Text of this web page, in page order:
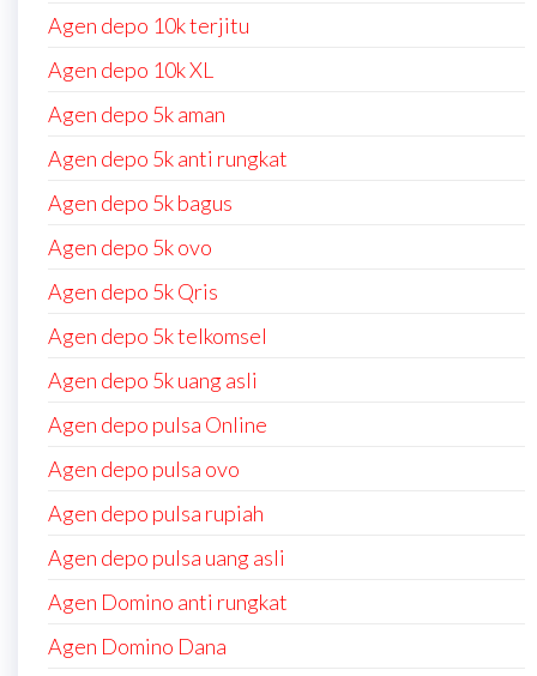
Agen depo 10k terjitu
Agen depo 10k XL
Agen depo 5k aman
Agen depo 5k anti rungkat
Agen depo 5k bagus
Agen depo 5k ovo
Agen depo 5k Qris
Agen depo 5k telkomsel
Agen depo 5k uang asli
Agen depo pulsa Online
Agen depo pulsa ovo
Agen depo pulsa rupiah
Agen depo pulsa uang asli
Agen Domino anti rungkat
Agen Domino Dana